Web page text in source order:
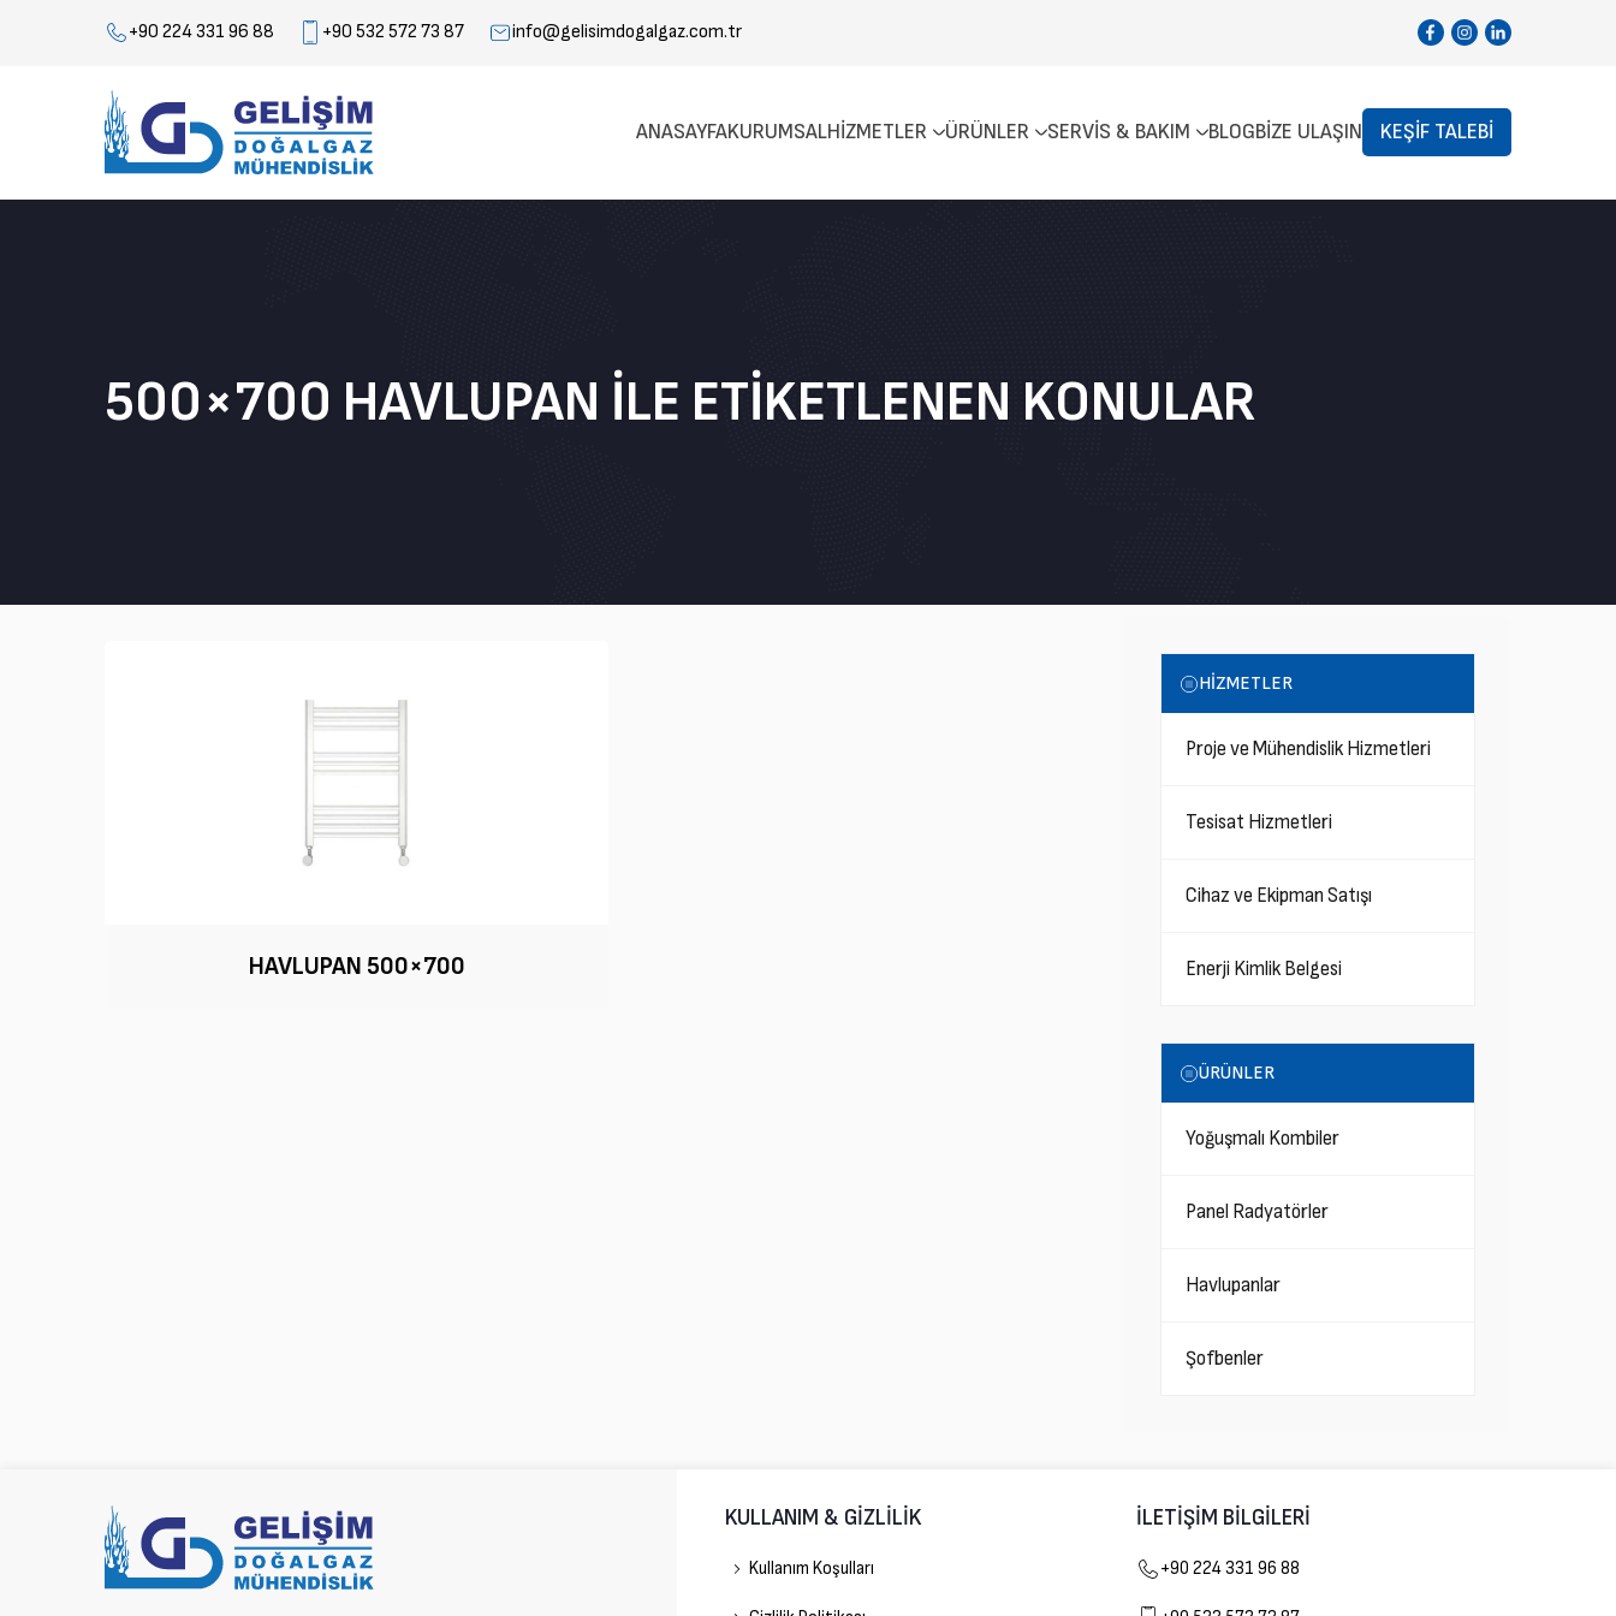
+90 224 331 96 88 +90 532 572 73 87 info@gelisimdogalgaz.com.tr
ANASAYFAKURUMSALHIZMETLER ÜRÜNLER SERVIS & BAKIM BLOGBIZE ULAŞIN KEŞIF TALEBI
500×700 HAVLUPAN ILE ETIKETLENEN KONULAR
HAVLUPAN 500×700
HİZMETLER
Proje ve Mühendislik Hizmetleri
Tesisat Hizmetleri
Cihaz ve Ekipman Satışı
Enerji Kimlik Belgesi
ÜRÜNLER
Yoğuşmalı Kombiler
Panel Radyatörler
Havlupanlar
Şofbenler
KULLANIM & GİZLİLİK
Kullanım Koşulları
İLETİŞİM BİLGİLERİ
+90 224 331 96 88
Gelişim Doğalgaz